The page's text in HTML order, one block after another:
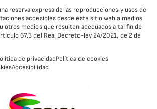
reserva expresa de las reproducciones y usos de
accesibles desde este sitio web a medios
otros medios que resulten adecuados a tal fin de
67.3 del Real Decreto-ley 24/2021, de 2 de
de privacidadPolítica de cookies
Accesibilidad